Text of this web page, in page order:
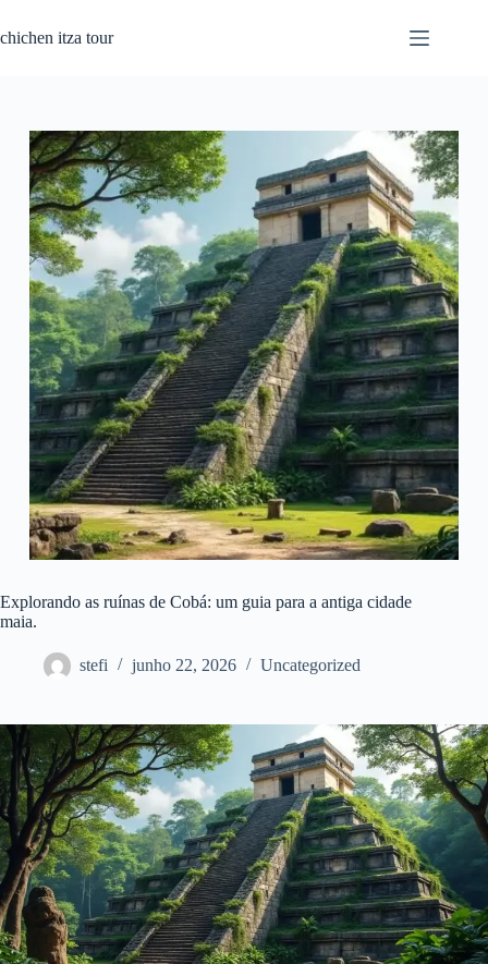
para
o
chichen itza tour
Explorando as ruínas de Cobá: um guia para a antiga cidade
maia.
stefi junho 22, 2026 Uncategorized